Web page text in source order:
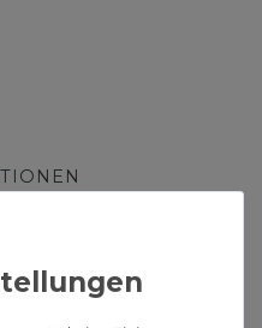
Grundkörper